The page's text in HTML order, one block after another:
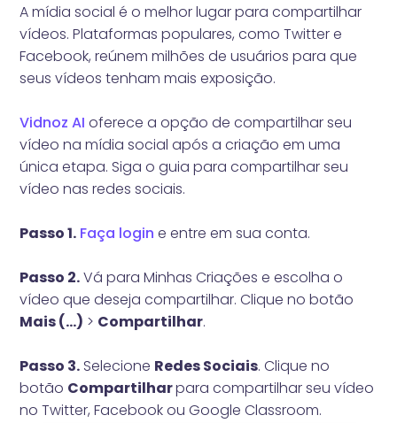
A mídia social é o melhor lugar para compartilhar
vídeos. Plataformas populares, como Twitter e
Facebook, reúnem milhões de usuários para que
seus vídeos tenham mais exposição.
Vidnoz AI oferece a opção de compartilhar seu
vídeo na mídia social após a criação em uma
única etapa. Siga o guia para compartilhar seu
vídeo nas redes sociais.
Passo 1. Faça login e entre em sua conta.
Passo 2.Vá para Minhas Criações e escolha o
vídeo que deseja compartilhar. Clique no botão
Mais (...) > Compartilhar.
Passo 3. Selecione Redes Sociais. Clique no
botão Compartilharpara compartilhar seu vídeo
no Twitter, Facebook ou Google Classroom.